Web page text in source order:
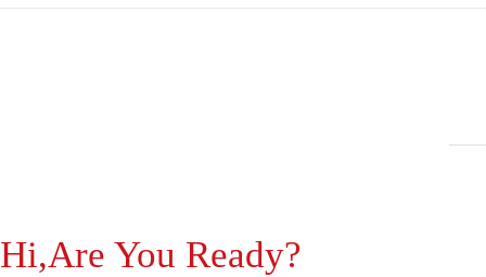
Hi,Are You Ready?